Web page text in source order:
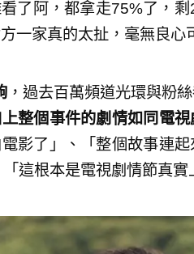
了阿，都拿走75%了，剩
一家真的太扯，毫無良心
，過去百萬頻道光環與粉
整個事件的劇情如同電
影了」、「整個故事連
這根本是電視劇情節真實